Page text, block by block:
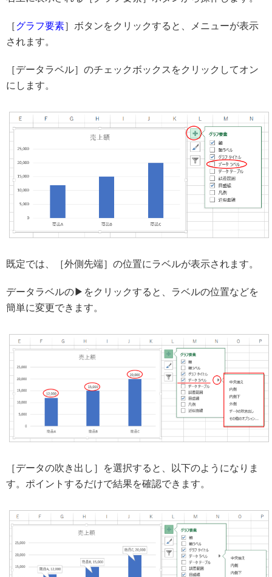
［グラフ要素］ボタンをクリックすると、メニューが表示
されます。
［データラベル］のチェックボックスをクリックしてオン
にします。
既定では、［外側先端］の位置にラベルが表示されます。
データラベルの▶をクリックすると、ラベルの位置などを
簡単に変更できます。
［データの吹き出し］を選択すると、以下のようになりま
す。ポイントするだけで結果を確認できます。